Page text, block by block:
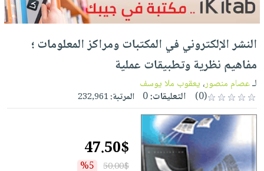
حديثاً
الأكثر
مبيعاً
جوائز
شحن
مخفض
عروض
خاصة
صفحات
مشوقة
الكترونية
الرئيسية
صدر
حديثاً
الأكثر
مبيعاً
كتب
مجانية
صوتية
الصفحة
الرئيسية
masmu3
بلا
حدود
أطفال
وناشئة
الصفحة
وسائل
النشر الإلكتروني في المكتبات ومراكز المعلومات ؛
مفاهيم نظرية وتطبيقات عملية
لـعصام منصور، يعقوب ملا يوسف
(0)
التعليقات:0 المرتبة:232,961
47.50$
50.00$
%5